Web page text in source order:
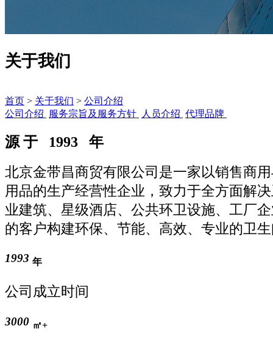
关于我们
首页 > 关于我们 > 公司介绍
公司介绍
服务宗旨及服务方针 人员介绍 代理品牌
源 于 1993 年
北京金带昌商贸有限公司是一家以销售商
用品的生产经营性企业，致力于全方面解
业建筑、星级酒店、公共环卫设施、工厂
的客户构建环保、节能、高效、专业的卫
1993 年
公司成立时间
3000 ㎡+